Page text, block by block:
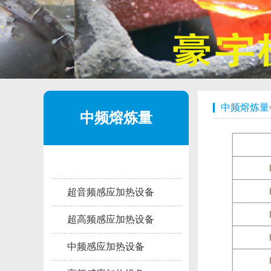
中频熔炼量
超音频感应加热设备
超高频感应加热设备
中频感应加热设备
中频熔炼量